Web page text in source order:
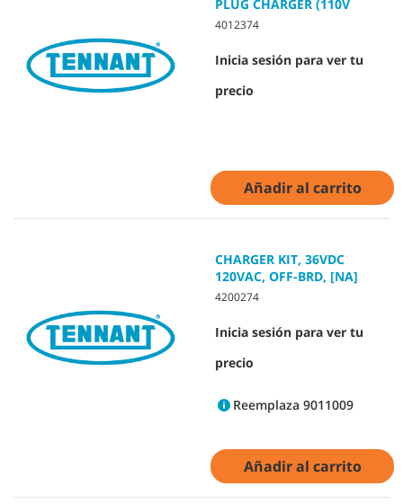
PLUG CHARGER (110V
4012374
Inicia sesión para ver tu
precio
Añadir al carrito
CHARGER KIT, 36VDC
120VAC, OFF-BRD, [NA]
4200274
Inicia sesión para ver tu
precio
Reemplaza 9011009
Añadir al carrito